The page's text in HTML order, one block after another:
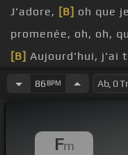
J'adore, [B] oh que je
promenée, oh, oh,
[B] Aujourd'hui, j'ai
divan, mais tu sais
86 BPM
Fm